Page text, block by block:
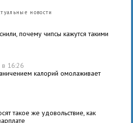
новости
почему чипсы кажутся такими
16:26
калорий омолаживает
такое же удовольствие, как